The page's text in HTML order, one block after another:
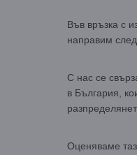
Във връзка с
направим
С нас се
в България,
Оценяваме